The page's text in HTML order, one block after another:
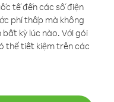
tế đến các số điện
phí thấp mà không
kỳ lúc nào. Với gói
thể tiết kiệm trên các